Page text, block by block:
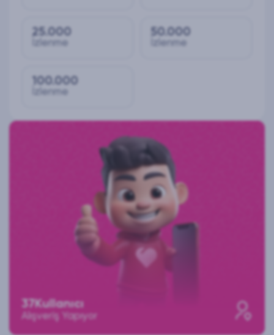
37Kullanıcı
Alışveriş Yapıyor
25.000
İzlenme
50.000
İzlenme
100.000
İzlenme